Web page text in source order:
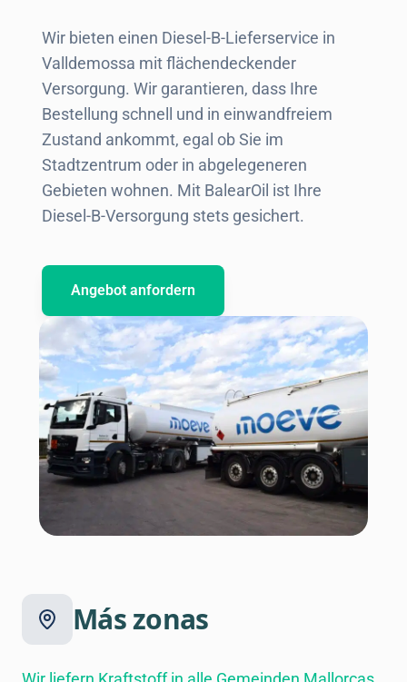
Wir bieten einen Diesel-B-Lieferservice in
Valldemossa mit flächendeckender
Versorgung. Wir garantieren, dass Ihre
Bestellung schnell und in einwandfreiem
Zustand ankommt, egal ob Sie im
Stadtzentrum oder in abgelegeneren
Gebieten wohnen. Mit BalearOil ist Ihre
Diesel-B-Versorgung stets gesichert.
Angebot anfordern
Más zonas